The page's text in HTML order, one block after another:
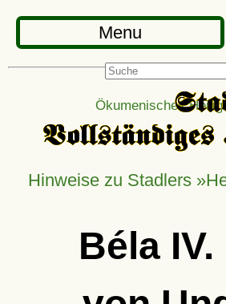
Menu
Hinweise zu Stadlers
Béla IV.
Ökumenisches